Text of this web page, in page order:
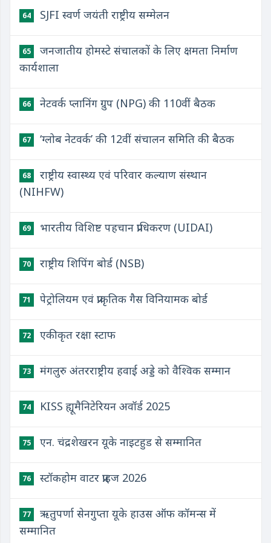
64 SJFI स्वर्ण जयंती राष्ट्रीय सम्मेलन
65
जनजातीय होमस्टे संचालकों के लिए क्षमता निर्माण
कार्यशाला
66 नेटवर्क प्लानिंग ग्रुप (NPG) की 110वीं बैठक
67 ‘ग्लोब नेटवर्क’ की 12वीं संचालन समिति की बैठक
68
राष्ट्रीय स्वास्थ्य एवं परिवार कल्याण संस्थान
(NIHFW)
69 भारतीय विशिष्ट पहचान प्राधिकरण (UIDAI)
70 राष्ट्रीय शिपिंग बोर्ड (NSB)
71 पेट्रोलियम एवं प्राकृतिक गैस विनियामक बोर्ड
72 एकीकृत रक्षा स्टाफ
73 मंगलुरु अंतरराष्ट्रीय हवाई अड्डे को वैश्विक सम्मान
74 KISS ह्यूमैनिटेरियन अवॉर्ड 2025
75 एन. चंद्रशेखरन यूके नाइटहुड से सम्मानित
76 स्टॉकहोम वाटर प्राइज 2026
77
ऋतुपर्णा सेनगुप्ता यूके हाउस ऑफ कॉमन्स में
सम्मानित